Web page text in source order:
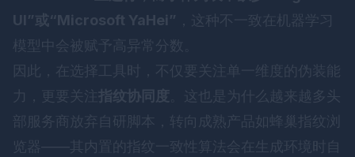
UI”或“Microsoft YaHei” ，这种不一致在机器学习
模型中会被赋予高异常分数。
因此，在选择工具时，不仅要关注单一维度的伪装能
力，更要关注 指纹协同度 。这也是为什么越来越多头
部服务商放弃自研脚本，转向成熟产品如 蜂巢指纹浏
览器——其内置的指纹一致性算法会在生成环境时自